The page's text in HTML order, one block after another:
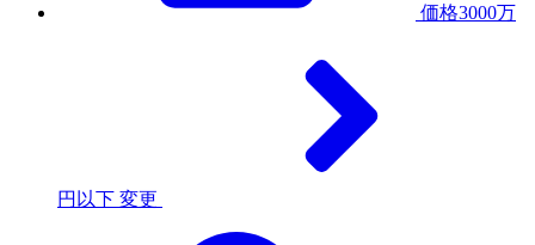
価格3000万
円以下 変更